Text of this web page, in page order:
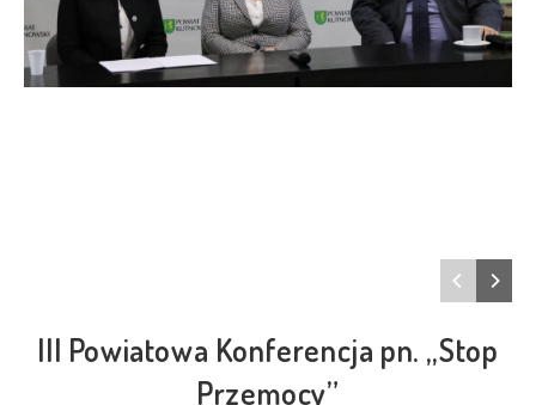
III Powiatowa Konferencja pn. „Stop
Przemocy”